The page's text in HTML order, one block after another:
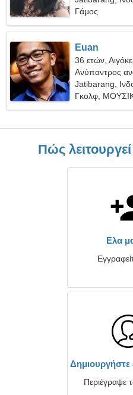
Γάμος
Euan
36 ετών,
Ανύπαντρος
Jatibarang,
Γκολφ,
Πώς
Ελα
Δημιουργήστε
Περιέγραψε